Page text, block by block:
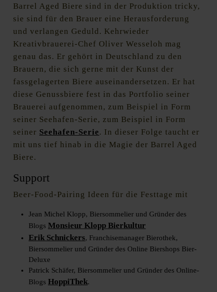
Barrel Aged Biere sind in der Produktion tricky,
sie sind für den Brauer eine Herausforderung
und verlangen Geduld. Kehrwieder
Kreativbrauerei-Chef Oliver Wesseloh mag
genau das. Er gehört in Deutschland zu den
Brauern, die sich gerne mit der Kunst der
fassgelagerten Biere auseinandersetzen. Er hat
diese Genussbiere fest in das Portfolio seiner
Brauerei aufgenommen, zum Beispiel in Form
seiner Seehafen-Serie, zum Beispiel in Form
seiner Seehafen-Serie. In dieser Folge taucht er
mit uns tief hinab in die Magie der Barrel Aged
Biere.
Support
Beer-Food-Pairing Ideen für die Festtage mit
Jean Michel Klopp, Biersommelier und Gründer des
Blogs Monsieur Klopp Bierkultur
Erik Schnickers, Franchisemanager Bierothek,
Biersommelier und Gründer des Online Biershops Bier-
Deluxe
Patrick Schäfer, Biersommelier und Gründer des Online-
Blogs HoppiThek.